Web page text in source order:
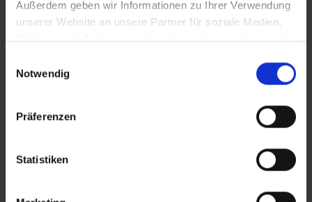
Außerdem geben wir Informationen zu Ihrer Verwendung
unserer Website an unsere Partner für soziale Medien,
Werbung und Analysen weiter, die auch in Ländern sind,
gegeben ist, und in denen Sie Ihre Rechte uU nicht
effektiv durchsetzen können. Unsere Partner führen
diese Informationen möglicherweise mit weiteren Daten
zusammen, die Sie ihnen bereitgestellt haben oder die
haben.
Notwendig
Präferenzen
Statistiken
1882
Wahlrecht: Herabsetzung des Zensus auf